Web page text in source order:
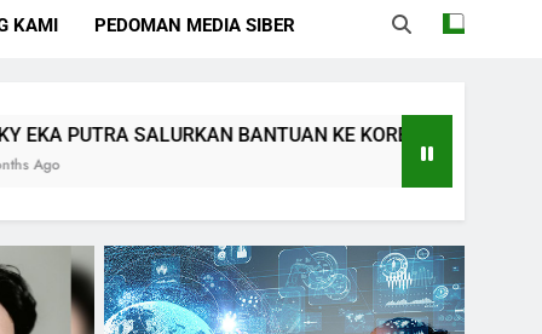
KAMI PEDOMAN MEDIA SIBER
BANTUAN KE KORBAN KEBAKARAN: DORONG